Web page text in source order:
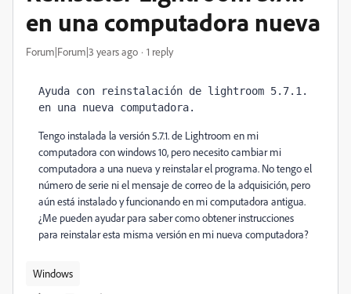
en una computadora nueva
Forum|Forum|3 years ago 1 reply
Ayuda con reinstalación de lightroom 5.7.1.
en una nueva computadora.
Tengo instalada la versión 5.7.1. de Lightroom en mi
computadora con windows 10, pero necesito cambiar mi
computadora a una nueva y reinstalar el programa. No tengo el
número de serie ni el mensaje de correo de la adquisición, pero
aún está instalado y funcionando en mi computadora antigua.
¿Me pueden ayudar para saber como obtener instrucciones
para reinstalar esta misma versión en mi nueva computadora?
Windows